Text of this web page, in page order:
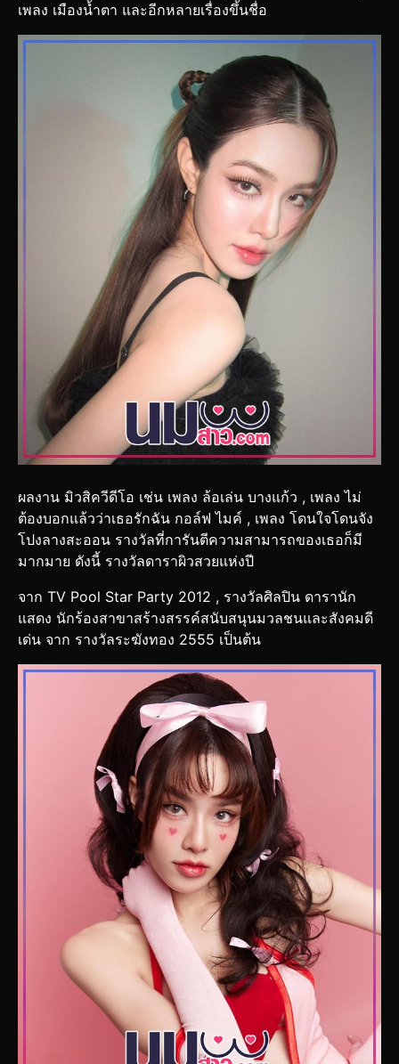
เพลง เมืองน้ำตา และอีกหลายเรื่องขึ้นชื่อ
ผลงาน มิวสิควีดีโอ เช่น เพลง ล้อเล่น บางแก้ว , เพลง ไม่
ต้องบอกแล้วว่าเธอรักฉัน กอล์ฟ ไมค์ , เพลง โดนใจโดนจัง
โปงลางสะออน รางวัลที่การันตีความสามารถของเธอก็มี
มากมาย ดังนี้ รางวัลดาราผิวสวยแห่งปี
จาก TV Pool Star Party 2012 , รางวัลศิลปิน ดารานัก
แสดง นักร้องสาขาสร้างสรรค์สนับสนุนมวลชนและสังคมดี
เด่น จาก รางวัลระฆังทอง 2555 เป็นต้น